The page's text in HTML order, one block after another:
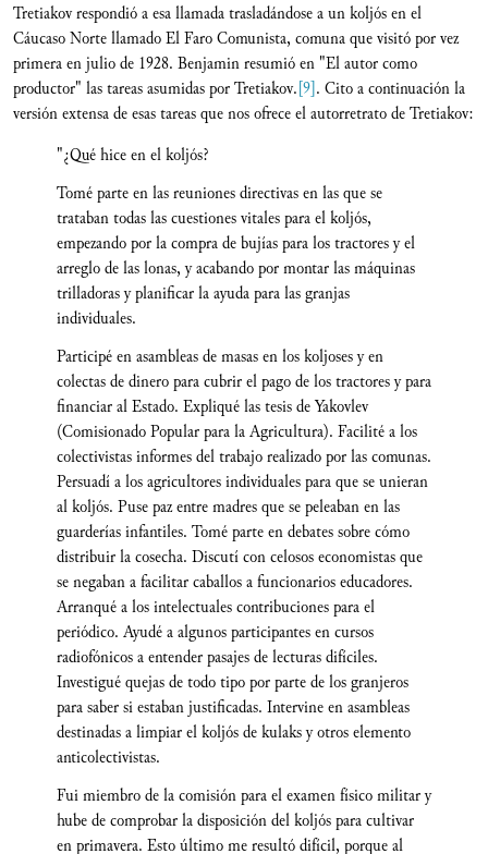
Tretiakov respondió a esa llamada trasladándose a un koljós en el
Cáucaso Norte llamado El Faro Comunista, comuna que visitó por vez
primera en julio de 1928. Benjamin resumió en "El autor como
productor" las tareas asumidas por Tretiakov.[9]. Cito a continuación la
versión extensa de esas tareas que nos ofrece el autorretrato de Tretiakov:
"¿Qué hice en el koljós?
Tomé parte en las reuniones directivas en las que se
trataban todas las cuestiones vitales para el koljós,
empezando por la compra de bujías para los tractores y el
arreglo de las lonas, y acabando por montar las máquinas
trilladoras y planificar la ayuda para las granjas
individuales.
Participé en asambleas de masas en los koljoses y en
colectas de dinero para cubrir el pago de los tractores y para
financiar al Estado. Expliqué las tesis de Yakovlev
(Comisionado Popular para la Agricultura). Facilité a los
colectivistas informes del trabajo realizado por las comunas.
Persuadí a los agricultores individuales para que se unieran
al koljós. Puse paz entre madres que se peleaban en las
guarderías infantiles. Tomé parte en debates sobre cómo
distribuir la cosecha. Discutí con celosos economistas que
se negaban a facilitar caballos a funcionarios educadores.
Arranqué a los intelectuales contribuciones para el
periódico. Ayudé a algunos participantes en cursos
radiofónicos a entender pasajes de lecturas difíciles.
Investigué quejas de todo tipo por parte de los granjeros
para saber si estaban justificadas. Intervine en asambleas
destinadas a limpiar el koljós de kulaks y otros elemento
anticolectivistas.
Fui miembro de la comisión para el examen físico militar y
hube de comprobar la disposición del koljós para cultivar
en primavera. Esto último me resultó difícil, porque al